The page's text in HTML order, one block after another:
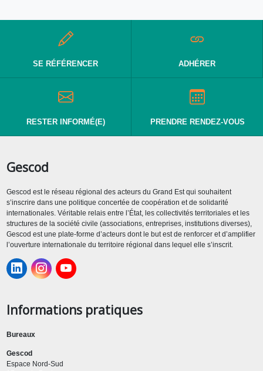
SE RÉFÉRENCER ADHÉRER
RESTER INFORMÉ(E) PRENDRE RENDEZ-VOUS
Gescod
Gescod est le réseau régional des acteurs du Grand Est qui souhaitent
s’inscrire dans une politique concertée de coopération et de solidarité
internationales. Véritable relais entre l’État, les collectivités territoriales et les
structures de la société civile (associations, entreprises, institutions diverses),
Gescod est une plate-forme d’acteurs dont le but est de renforcer et d’amplifier
l’ouverture internationale du territoire régional dans lequel elle s’inscrit.
Informations pratiques
Bureaux
Gescod
Espace Nord-Sud